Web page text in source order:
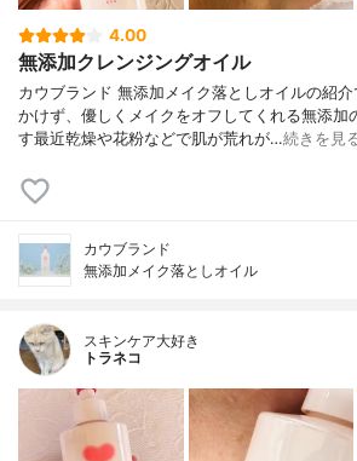
4.00
無添加クレンジングオイル
カウブランド 無添加メイク落としオイルの紹
かけず、優しくメイクをオフしてくれる無添加
す最近乾燥や花粉などで肌が荒れが…続きを見
カウブランド
無添加メイク落としオイル
スキンケア大好き
トラネコ